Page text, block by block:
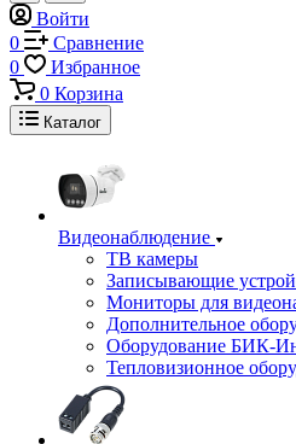
Войти
0
Сравнение
0
Избранное
0 Корзина
Каталог
Видеонаблюдение
ТВ камеры
Записывающие
Мониторы для
Дополнительное
Оборудование БИК-
Тепловизионное